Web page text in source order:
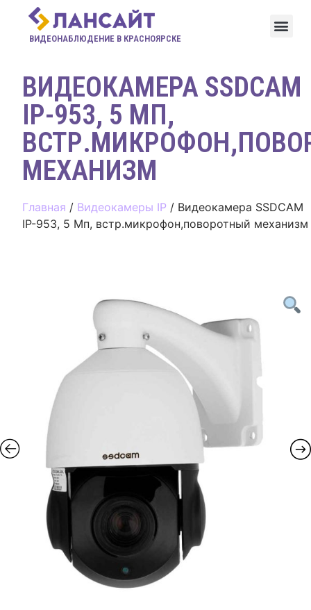
ВИДЕОНАБЛЮДЕНИЕ В КРАСНОЯРСКЕ
ВИДЕОКАМЕРА SSDCAM
IP-953, 5 МП,
МЕХАНИЗМ
Главная / Видеокамеры IP / Видеокамера SSDCAM
IP-953, 5 Мп, встр.микрофон,поворотный механизм